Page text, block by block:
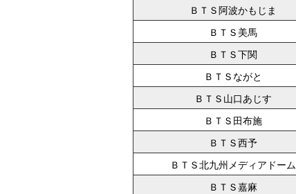
ＢＴＳ阿波かもじま
ＢＴＳ美馬
ＢＴＳ下関
ＢＴＳながと
ＢＴＳ山口あじす
ＢＴＳ田布施
ＢＴＳ西予
ＢＴＳ北九州メディアドーム
ＢＴＳ嘉麻